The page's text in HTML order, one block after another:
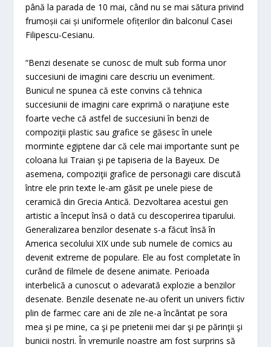
până la parada de 10 mai, când nu se mai sătura privind
frumoșii cai și uniformele ofițerilor din balconul Casei
Filipescu-Cesianu.
“Benzi desenate se cunosc de mult sub forma unor
succesiuni de imagini care descriu un eveniment.
Bunicul ne spunea că este convins că tehnica
succesiunii de imagini care exprimă o naraţiune este
foarte veche că astfel de succesiuni în benzi de
compoziţii plastic sau grafice se găsesc în unele
morminte egiptene dar că cele mai importante sunt pe
coloana lui Traian şi pe tapiseria de la Bayeux. De
asemena, compoziţii grafice de personagii care discută
între ele prin texte le-am găsit pe unele piese de
ceramică din Grecia Antică. Dezvoltarea acestui gen
artistic a început însă o dată cu descoperirea tiparului.
Generalizarea benzilor desenate s-a făcut însă în
America secolului XIX unde sub numele de comics au
devenit extreme de populare. Ele au fost completate în
curând de filmele de desene animate. Perioada
interbelică a cunoscut o adevarată explozie a benzilor
desenate. Benzile desenate ne-au oferit un univers fictiv
plin de farmec care ani de zile ne-a încântat pe sora
mea şi pe mine, ca şi pe prietenii mei dar şi pe părinţii şi
bunicii nostri. În vremurile noastre am fost surprins să